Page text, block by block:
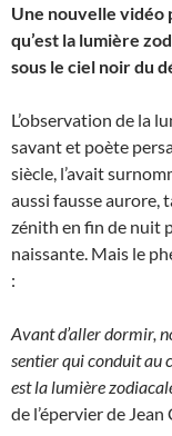
Une nouvelle vidéo
qu’est la lumière
sous le ciel noir du
L’observation de la
savant et poète
siècle, l’avait
aussi fausse aurore,
zénith en fin de nuit
naissante. Mais le
:
Avant d’aller dormir,
sentier qui conduit au
est la lumière
de l’épervier de Jean